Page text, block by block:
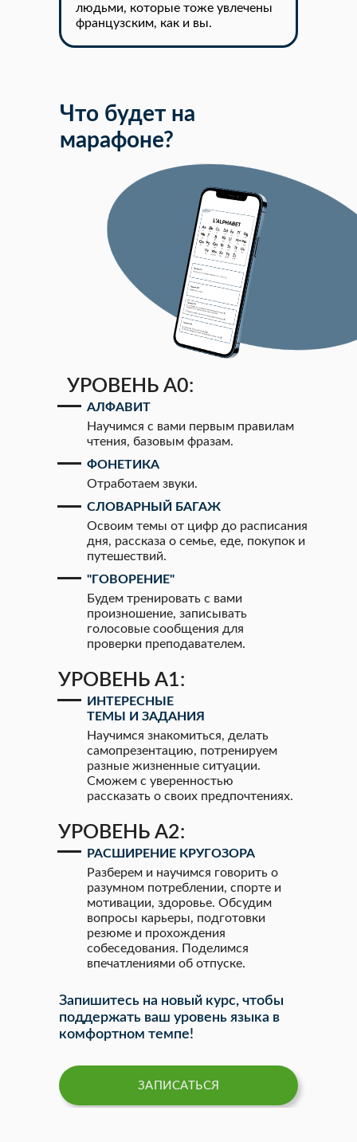
людьми, которые тоже увлечены
французским, как и вы.
Что будет на
марафоне?
Научимся с вами первым правилам
чтения, базовым фразам.
АЛФАВИТ
ЗАПИСАТЬСЯ
УРОВЕНЬ А0:
УРОВЕНЬ А1:
УРОВЕНЬ А2:
Запишитесь на новый курс, чтобы
поддержать ваш уровень языка в
комфортном темпе!
Разберем и научимся говорить о
разумном потреблении, спорте и
мотивации, здоровье. Обсудим
вопросы карьеры, подготовки
резюме и прохождения
собеседования. Поделимся
впечатлениями об отпуске.
РАСШИРЕНИЕ КРУГОЗОРА
Научимся знакомиться, делать
самопрезентацию, потренируем
разные жизненные ситуации.
Сможем с уверенностью
рассказать о своих предпочтениях.
ИНТЕРЕСНЫЕ
ТЕМЫ И ЗАДАНИЯ
Освоим темы от цифр до расписания
дня, рассказа о семье, еде, покупок и
путешествий.
СЛОВАРНЫЙ БАГАЖ
Будем тренировать с вами
произношение, записывать
голосовые сообщения для
проверки преподавателем.
"ГОВОРЕНИЕ"
Отработаем звуки.
ФОНЕТИКА